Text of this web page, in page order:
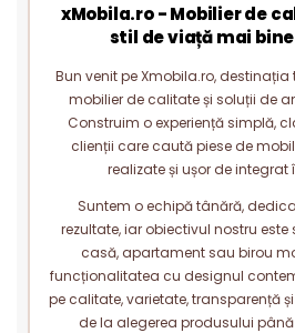
xMobila.ro - Mobilier de
stil de viață mai
Bun venit pe Xmobila.ro, destinația
mobilier de calitate și soluții de
Construim o experiență simplă,
clienții care caută piese de
realizate și ușor de integrat
Suntem o echipă tânără,
rezultate, iar obiectivul nostru
casă, apartament sau birou
funcționalitatea cu designul
pe calitate, varietate, transparență
de la alegerea produsului până